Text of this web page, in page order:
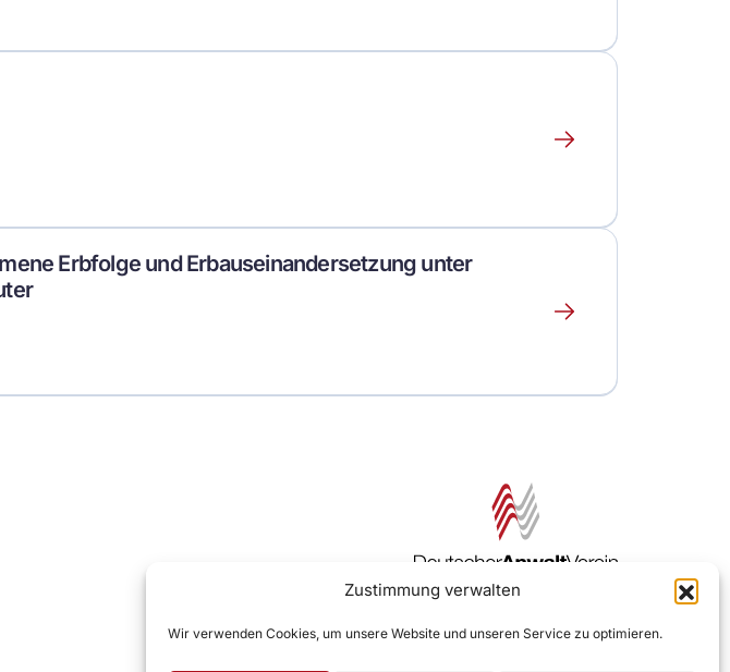
Zustimmung verwalten
Wir verwenden Cookies, um unsere Website und unseren Service zu optimieren.
dieses
Erfahre
dieses
Erbfolge und Erbauseinandersetzung unter
Erfahre
dieses
Zur DAV Webseite